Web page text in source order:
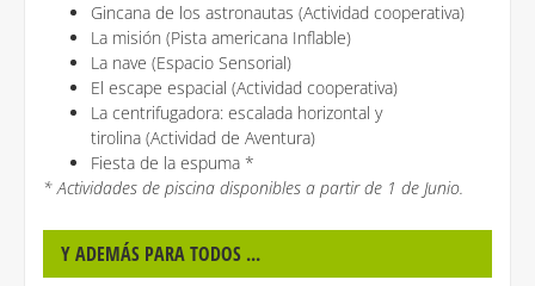
Gincana de los astronautas (Actividad cooperativa)
La misión (Pista americana Inflable)
La nave (Espacio Sensorial)
El escape espacial (Actividad cooperativa)
La centrifugadora: escalada horizontal y
tirolina (Actividad de Aventura)
Fiesta de la espuma *
* Actividades de piscina disponibles a partir de 1 de Junio.
Y ADEMÁS PARA TODOS ...